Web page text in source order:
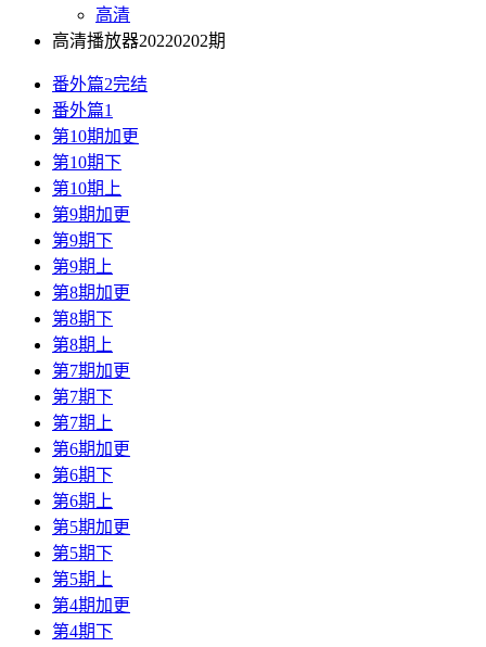
高清
高清播放器20220202期
番外篇2完结
番外篇1
第10期加更
第10期下
第10期上
第9期加更
第9期下
第9期上
第8期加更
第8期下
第8期上
第7期加更
第7期下
第7期上
第6期加更
第6期下
第6期上
第5期加更
第5期下
第5期上
第4期加更
第4期下